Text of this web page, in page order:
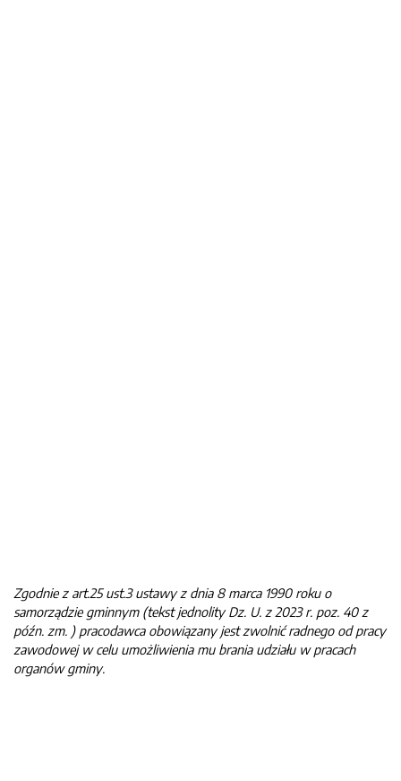
Zgodnie z art.25 ust.3ustawy z dnia 8 marca1990 roku o
samorządziegminnym(tekstjednolityDz. U. z 2023r. poz. 40z
późn. zm. ) pracodawca obowiązanyjestzwolnić radnego odpracy
zawodowej wcelu umożliwienia mu brania udziału w pracach
organów gminy.